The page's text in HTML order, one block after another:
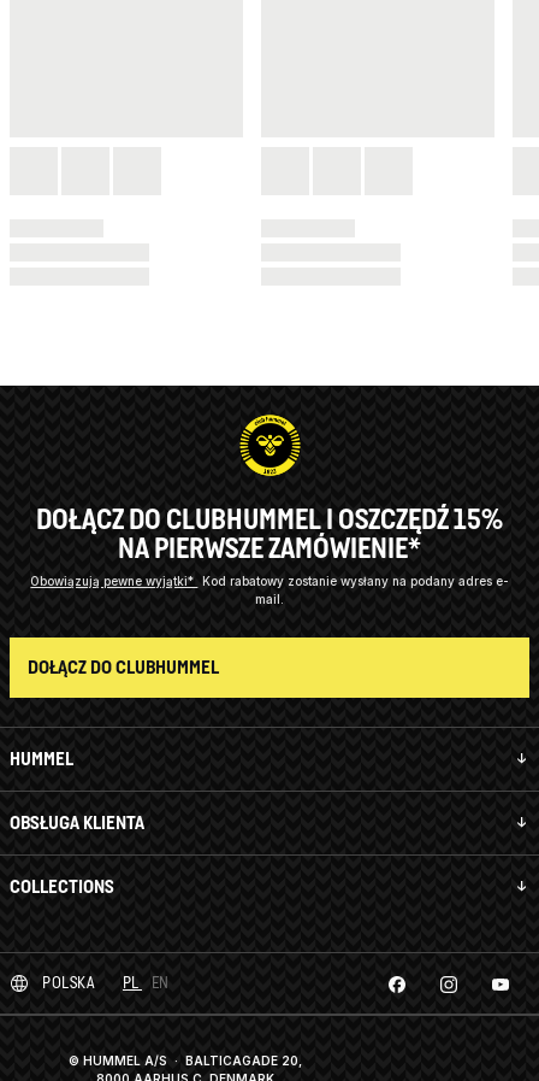
HUMMEL
OBSŁUGA KLIENTA
COLLECTIONS
DOŁĄCZ DO CLUBHUMMEL I OSZCZĘDŹ 15%
NA PIERWSZE ZAMÓWIENIE*
Obowiązują pewne wyjątki*
Kod rabatowy zostanie wysłany na podany adres e-
mail.
DOŁĄCZ DO CLUBHUMMEL
POLSKA PL EN
© HUMMEL A/S · BALTICAGADE 20,
8000 AARHUS C, DENMARK